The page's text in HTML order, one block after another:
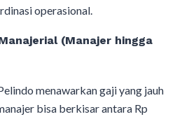
operasional.
(Manajer hingga
menawarkan gaji yang jauh
bisa berkisar antara Rp